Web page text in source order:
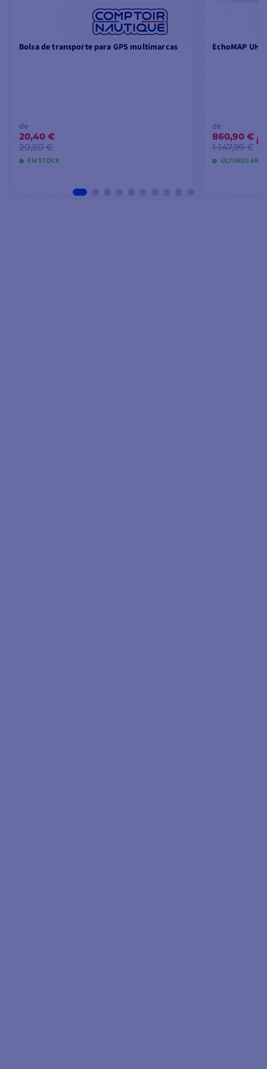
Bolsa de transporte para GPS multimarcas
de
20,40 €
20,50 €
EM STOCK
EchoMAP
de
860,90 €
1 147,99 €
ÚLTIMOS